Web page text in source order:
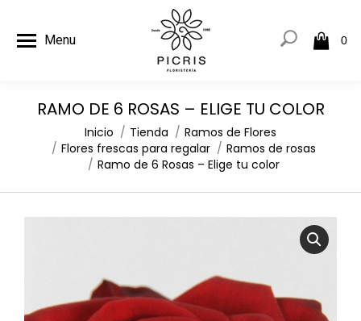
Menu 0
RAMO DE 6 ROSAS – ELIGE TU COLOR
Estás aquí:Inicio Tienda
Ramos de Flores
Flores frescas para regalar
Ramos de rosas
Ramo de 6 Rosas – Elige tu color